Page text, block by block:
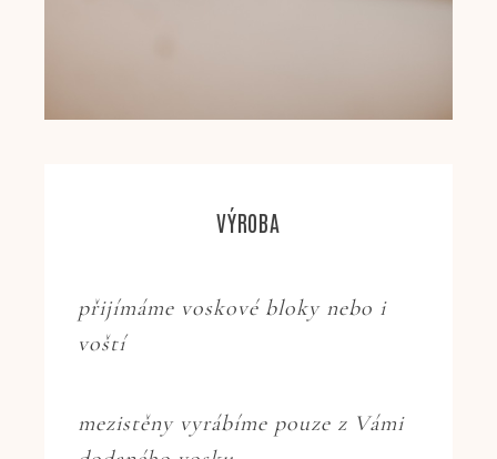
VÝROBA
přijímáme voskové bloky nebo i
voští
mezistěny vyrábíme pouze z Vámi